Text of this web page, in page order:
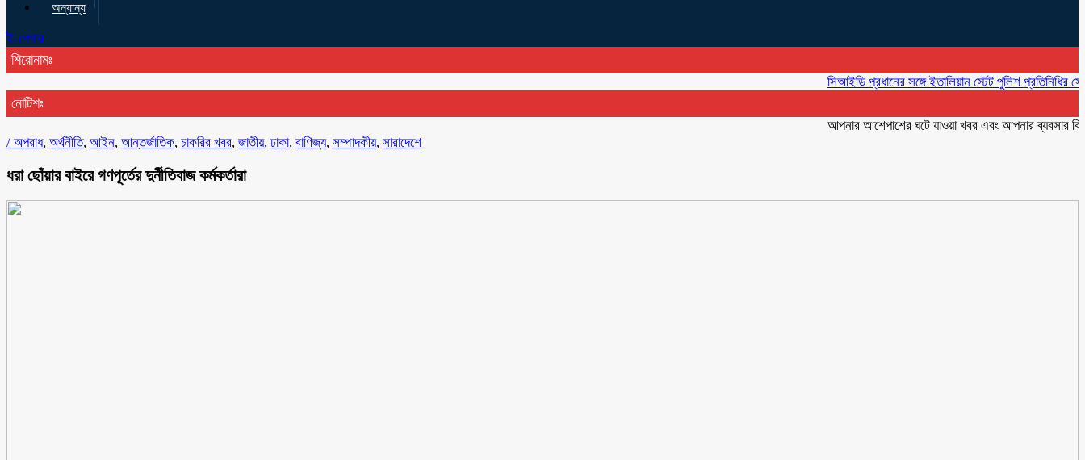
অন্যান্য
ই-পেপার
শিরোনামঃ
সিআইডি প্রধানের সঙ্গে ইতালিয়ান স্টেট পুলিশ প্রতিনিধির সৌজন্য
নোটিশঃ
আপনার আশেপাশের ঘটে যাওয়া খবর এবং আপনার ব্যবসার
/ অপরাধ, অর্থনীতি, আইন, আন্তর্জাতিক, চাকরির খবর, জাতীয়, ঢাকা, বাণিজ্য, সম্পাদকীয়, সারাদেশে
ধরা ছোঁয়ার বাইরে গণপূর্তের দুর্নীতিবাজ কর্মকর্তারা